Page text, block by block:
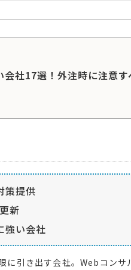
会社17選！外注時に注意
策提供
新
強い会社
に引き出す会社。Webコンサ